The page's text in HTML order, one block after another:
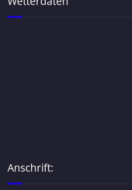
Anschrift: